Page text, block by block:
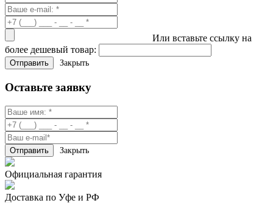
Или вставьте ссылку на
более дешевый товар:
Закрыть
Оставьте заявку
Закрыть
Официальная гарантия
Доставка по Уфе и РФ